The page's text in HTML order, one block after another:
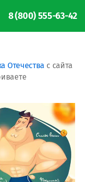
8 (800) 555-63-42
Отечества с сайта